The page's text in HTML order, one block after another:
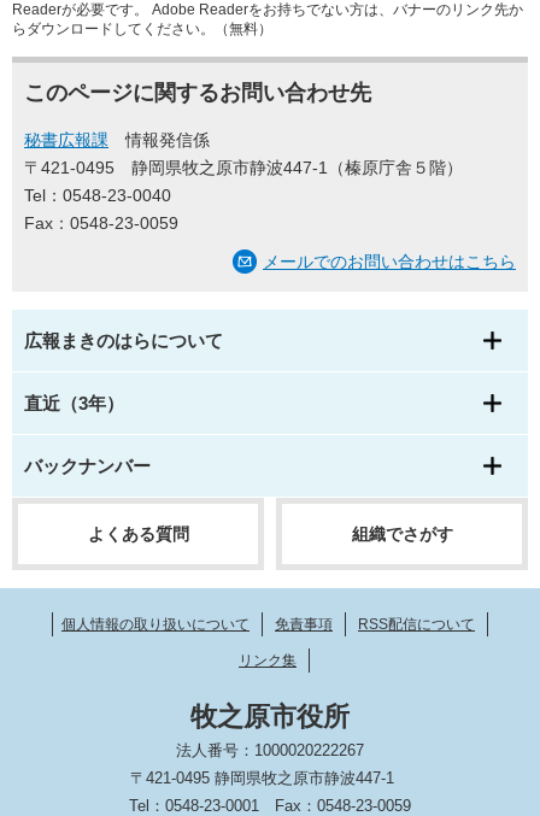
Readerが必要です。
Adobe Readerをお持ちでない方は、バナーのリンク先か
らダウンロードしてください。（無料）
このページに関するお問い合わせ先
秘書広報課
情報発信係
〒421-0495
静岡県牧之原市静波447-1（榛原庁舎５階）
Tel：0548-23-0040
Fax：0548-23-0059
メールでのお問い合わせはこちら
広報まきのはらについて
直近（3年）
バックナンバー
よくある質問 組織でさがす
個人情報の取り扱いについて 免責事項 RSS配信について
リンク集
牧之原市役所
法人番号：1000020222267
〒421-0495 静岡県牧之原市静波447-1
Tel：0548-23-0001
Fax：0548-23-0059